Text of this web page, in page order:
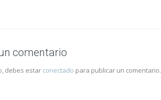
comentario
debes estar conectado para publicar un comentario.